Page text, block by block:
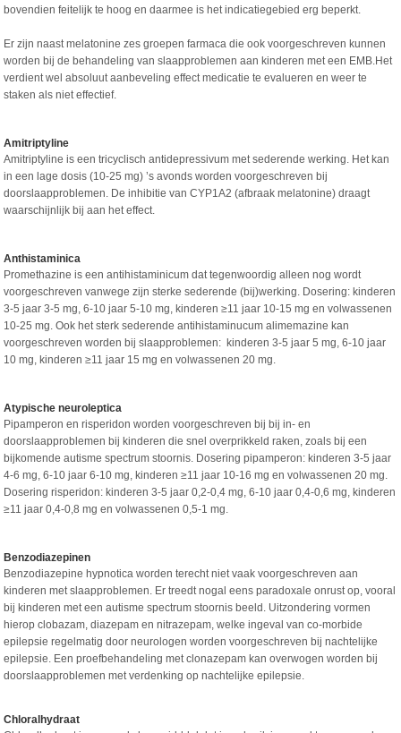
bovendien feitelijk te hoog en daarmee is het indicatiegebied erg beperkt.
Er zijn naast melatonine zes groepen farmaca die ook voorgeschreven kunnen
worden bij de behandeling van slaapproblemen aan kinderen met een EMB.Het
verdient wel absoluut aanbeveling effect medicatie te evalueren en weer te
staken als niet effectief.
Amitriptyline
Amitriptyline is een tricyclisch antidepressivum met sederende werking. Het kan
in een lage dosis (10-25 mg) ’s avonds worden voorgeschreven bij
doorslaapproblemen. De inhibitie van CYP1A2 (afbraak melatonine) draagt
waarschijnlijk bij aan het effect.
Anthistaminica
Promethazine is een antihistaminicum dat tegenwoordig alleen nog wordt
voorgeschreven vanwege zijn sterke sederende (bij)werking. Dosering: kinderen
3-5 jaar 3-5 mg, 6-10 jaar 5-10 mg, kinderen ≥11 jaar 10-15 mg en volwassenen
10-25 mg. Ook het sterk sederende antihistaminucum alimemazine kan
voorgeschreven worden bij slaapproblemen: kinderen 3-5 jaar 5 mg, 6-10 jaar
10 mg, kinderen ≥11 jaar 15 mg en volwassenen 20 mg.
Atypische neuroleptica
Pipamperon en risperidon worden voorgeschreven bij bij in- en
doorslaapproblemen bij kinderen die snel overprikkeld raken, zoals bij een
bijkomende autisme spectrum stoornis. Dosering pipamperon: kinderen 3-5 jaar
4-6 mg, 6-10 jaar 6-10 mg, kinderen ≥11 jaar 10-16 mg en volwassenen 20 mg.
Dosering risperidon: kinderen 3-5 jaar 0,2-0,4 mg, 6-10 jaar 0,4-0,6 mg, kinderen
≥11 jaar 0,4-0,8 mg en volwassenen 0,5-1 mg.
Benzodiazepinen
Benzodiazepine hypnotica worden terecht niet vaak voorgeschreven aan
kinderen met slaapproblemen. Er treedt nogal eens paradoxale onrust op, vooral
bij kinderen met een autisme spectrum stoornis beeld. Uitzondering vormen
hierop clobazam, diazepam en nitrazepam, welke ingeval van co-morbide
epilepsie regelmatig door neurologen worden voorgeschreven bij nachtelijke
epilepsie. Een proefbehandeling met clonazepam kan overwogen worden bij
doorslaapproblemen met verdenking op nachtelijke epilepsie.
Chloralhydraat